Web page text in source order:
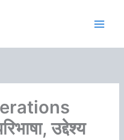
उद्देश्य